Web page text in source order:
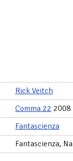
Rick Veitch
Comma 22 2008
Fantascienza
Fantascienza,